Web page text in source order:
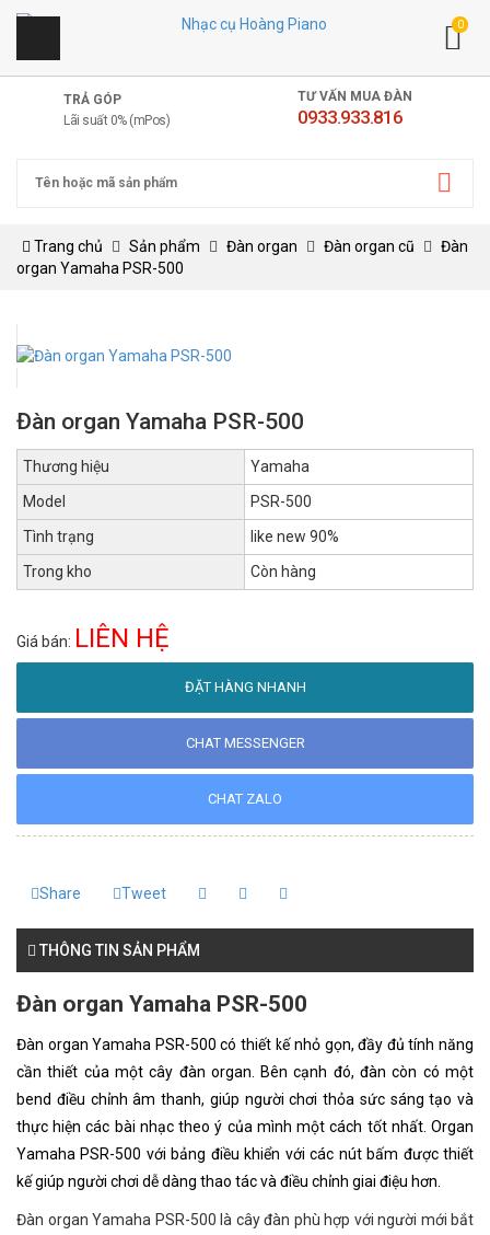
0
TRẢ GÓP
Lãi suất 0% (mPos)
TƯ VẤN MUA ĐÀN
0933.933.816
Trang chủ Sản phẩm Đàn organ Đàn organ cũ
Đàn
organ Yamaha PSR-500
Đàn organ Yamaha PSR-500
Thương hiệu
Yamaha
Model
PSR-500
Tình trạng
like new 90%
Trong kho
Còn hàng
Giá bán: LIÊN HỆ
ĐẶT HÀNG NHANH
CHAT MESSENGER
CHAT ZALO
Share Tweet
THÔNG TIN SẢN PHẨM
Đàn organ Yamaha PSR-500
Đàn organ Yamaha PSR-500 có thiết kế nhỏ gọn, đầy đủ tính năng
cần thiết của một cây đàn organ . Bên cạnh đó, đàn còn có một
bend điều chỉnh âm thanh, giúp người chơi thỏa sức sáng tạo và
thực hiện các bài nhạc theo ý của mình một cách tốt nhất. Organ
Yamaha PSR-500 với bảng điều khiển với các nút bấm được thiết
kế giúp người chơi dễ dàng thao tác và điều chỉnh giai điệu hơn.
Đàn organ Yamaha PSR-500 là cây đàn phù hợp với người mới bắt